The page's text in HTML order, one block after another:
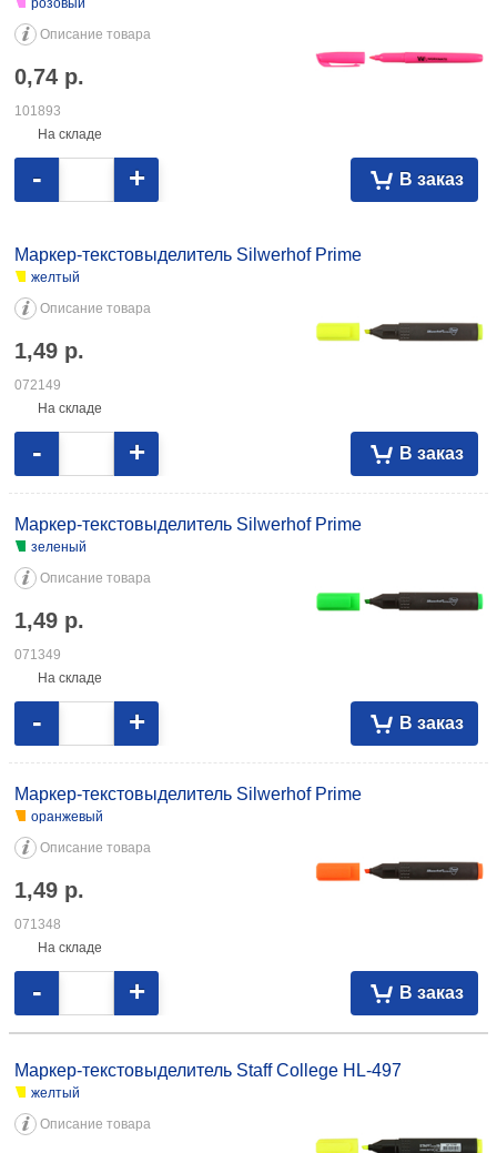
розовый
Описание товара
0,74 р.
101893
На складе
В заказ
- +
Маркер-текстовыделитель Silwerhof Prime
желтый
Описание товара
1,49 р.
072149
На складе
В заказ
- +
Маркер-текстовыделитель Silwerhof Prime
зеленый
Описание товара
1,49 р.
071349
На складе
В заказ
- +
Маркер-текстовыделитель Silwerhof Prime
оранжевый
Описание товара
1,49 р.
071348
На складе
В заказ
- +
Маркер-текстовыделитель Staff College HL-497
желтый
Описание товара